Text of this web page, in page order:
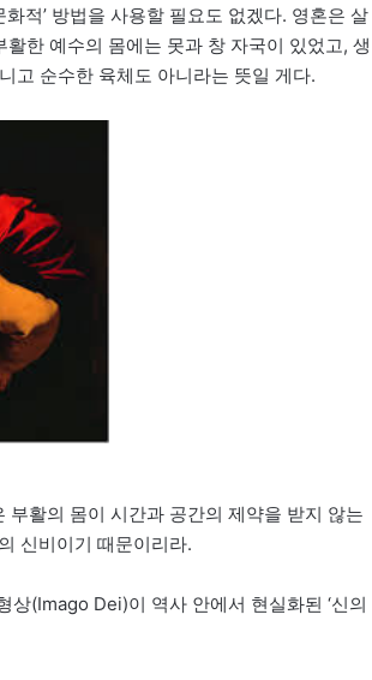
적’ 방법을 사용할 필요도 없겠다. 영혼은 살
한 예수의 몸에는 못과 창 자국이 있었고, 생
고 순수한 육체도 아니라는 뜻일 게다.
활의 몸이 시간과 공간의 제약을 받지 않는
신비이기 때문이리라.
상(Imago Dei)이 역사 안에서 현실화된 ‘신의